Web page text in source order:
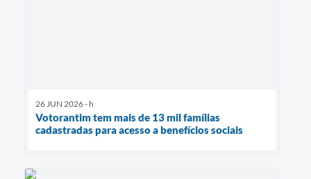
26 JUN 2026 - h
Votorantim tem mais de 13 mil famílias
cadastradas para acesso a benefícios sociais